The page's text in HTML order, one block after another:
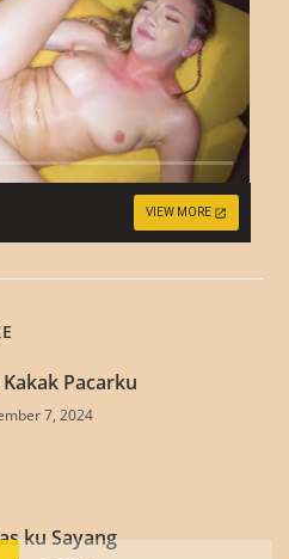
VIEW MORE
Pacarku
7, 2024
ku Sayang